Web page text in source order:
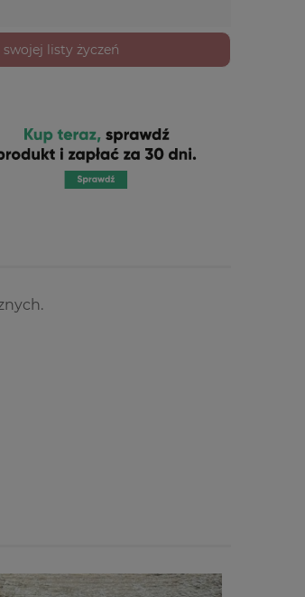
listy życzeń